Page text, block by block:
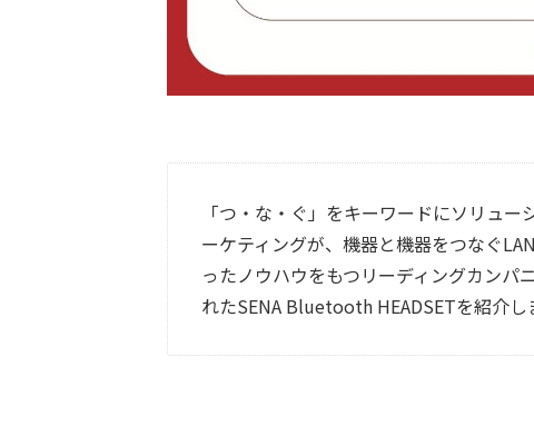
「つ・な・ぐ」をキーワードにソリュ
ーケティングが、機器と機器をつなぐ
ったノウハウをもつリーディングカンパ
れたSENA Bluetooth HEADSETを紹介し